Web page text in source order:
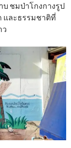
ชมป่าโกงกางรูป
และธรรมชาติที่
ว